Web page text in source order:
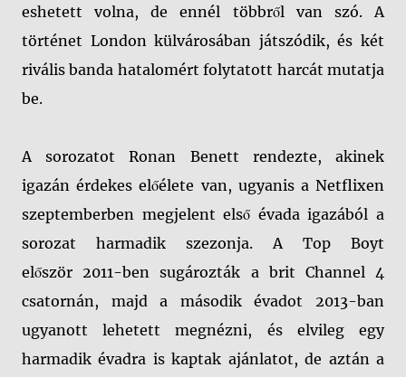
eshetett volna, de ennél többről van szó. A
történet London külvárosában játszódik, és két
rivális banda hatalomért folytatott harcát mutatja
be.
A sorozatot Ronan Benett rendezte, akinek
igazán érdekes előélete van, ugyanis a Netflixen
szeptemberben megjelent első évada igazából a
sorozat harmadik szezonja. A Top Boyt
először 2011-ben sugározták a brit Channel 4
csatornán, majd a második évadot 2013-ban
ugyanott lehetett megnézni, és elvileg egy
harmadik évadra is kaptak ajánlatot, de aztán a